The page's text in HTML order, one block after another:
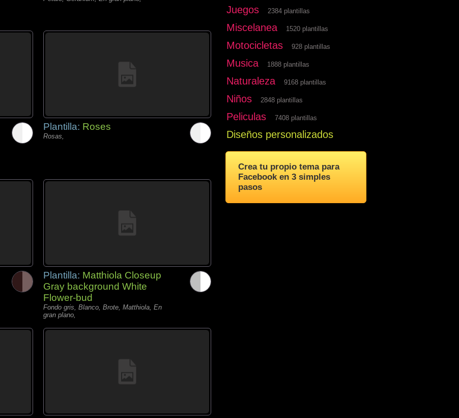
Plantilla: Roses
Rosas,
Plantilla: Matthiola Closeup
Gray background White
Flower-bud
Fondo gris, Blanco, Brote, Matthiola, En
gran plano,
Juegos 2384 plantillas
Miscelanea 1520 plantillas
Motocicletas 928 plantillas
Musica 1888 plantillas
Naturaleza 9168 plantillas
Niños 2848 plantillas
Peliculas 7408 plantillas
Diseños personalizados
Crea tu propio tema para
Facebook en 3 simples
pasos